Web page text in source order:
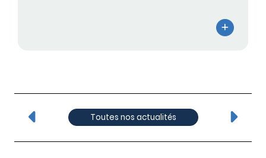
Toutes nos actualités